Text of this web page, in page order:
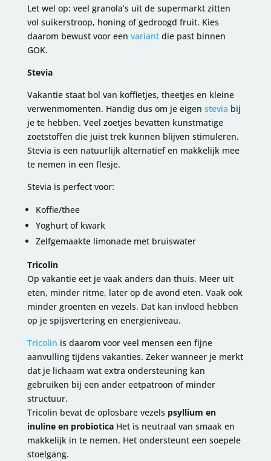
Let wel op: veel granola’s uit de supermarkt zitten
vol suikerstroop, honing of gedroogd fruit. Kies
daarom bewust voor een variantdie past binnen
GOK.
Stevia
Vakantie staat bol van koffietjes, theetjes en kleine
verwenmomenten. Handig dus om je eigen stevia bij
je te hebben. Veel zoetjes bevatten kunstmatige
zoetstoffen die juist trek kunnen blijven stimuleren.
Stevia is een natuurlijk alternatief en makkelijk mee
te nemen in een flesje.
Stevia is perfect voor:
Koffie/thee
Yoghurt of kwark
Zelfgemaakte limonade met bruiswater
Tricolin
Op vakantie eet je vaak anders dan thuis. Meer uit
eten, minder ritme, later op de avond eten. Vaak ook
minder groenten en vezels. Dat kan invloed hebben
op je spijsvertering en energieniveau.
Tricolin is daarom voor veel mensen een fijne
aanvulling tijdens vakanties. Zeker wanneer je merkt
dat je lichaam wat extra ondersteuning kan
gebruiken bij een ander eetpatroon of minder
structuur.
Tricolin bevat de oplosbare vezels psyllium en
inuline en probioticaHet is neutraal van smaak en
makkelijk in te nemen. Het ondersteunt een soepele
stoelgang.